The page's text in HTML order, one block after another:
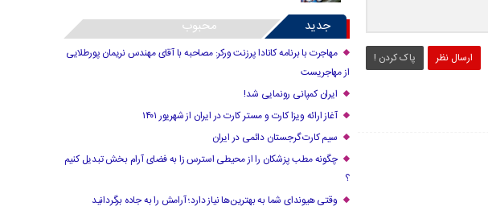
ارسال نظر پاک کردن !
جدید محبوب
مهاجرت با برنامه کانادا پرزنت ورکر: مصاحبه با آقای مهندس نریمان پورطلایی
از مهاجریست
ایران کمپانی رونمایی شد!
آغاز ارائه ویزا کارت و مستر کارت در ایران از شهریور ۱۴۰۱
سیم کارت گرجستان دائمی در ایران
چگونه مطب پزشکان را از محیطی استرس زا به فضای آرام بخش تبدیل کنیم
؟
وقتی هیوندای شما به بهترین‌ها نیاز دارد؛ آرامش را به جاده برگردانید